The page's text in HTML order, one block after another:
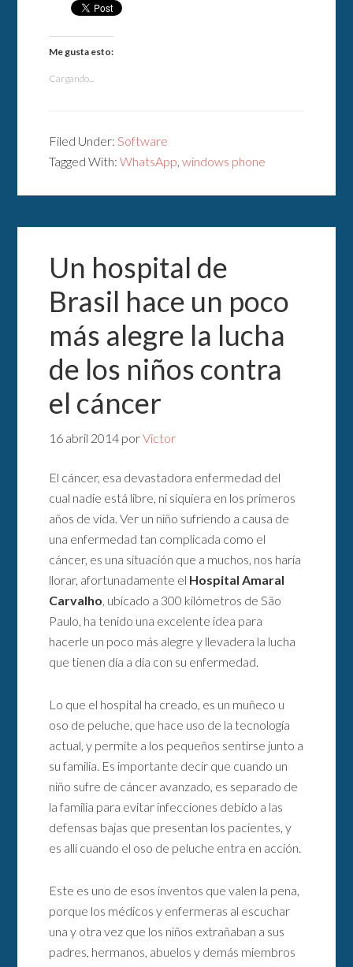
Me gusta esto:
Cargando...
Filed Under: Software
Tagged With:WhatsApp ,windows phone
Un hospital de
Brasil hace un poco
más alegre la lucha
de los niños contra
el cáncer
16 abril 2014 porVictor
El cáncer, esa devastadora enfermedad del
cual nadie está libre, ni siquiera en los primeros
años de vida. Ver un niño sufriendo a causa de
una enfermedad tan complicada como el
cáncer, es una situación que a muchos, nos haría
llorar, afortunadamente el Hospital Amaral
Carvalho , ubicado a 300 kilómetros de São
Paulo, ha tenido una excelente idea para
hacerle un poco más alegre y llevadera la lucha
que tienen día a día con su enfermedad.
Lo que el hospital ha creado, es un muñeco u
oso de peluche, que hace uso de la tecnología
actual, y permite a los pequeños sentirse junto a
su familia. Es importante decir que cuando un
niño sufre de cáncer avanzado, es separado de
la familia para evitar infecciones debido a las
defensas bajas que presentan los pacientes, y
es allí cuando el oso de peluche entra en acción.
Este es uno de esos inventos que valen la pena,
porque los médicos y enfermeras al escuchar
una y otra vez que los niños extrañaban a sus
padres, hermanos, abuelos y demás miembros